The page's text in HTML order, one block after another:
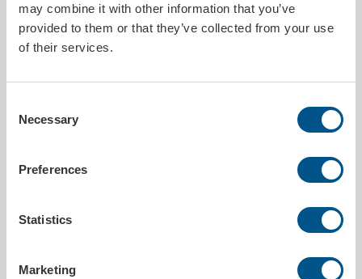
may combine it with other information that you’ve
provided to them or that they’ve collected from your use
of their services.
Selection
Necessary
Preferences
Statistics
Marketing
01 – Stilla vatten (standardfärg på kork: vit)
02 – Kolsyra naturell (standardfärg på kork: blå, svart eller vit)
03 – Kolsyra citron (standardfärg på kork: gul)
framförhållning.